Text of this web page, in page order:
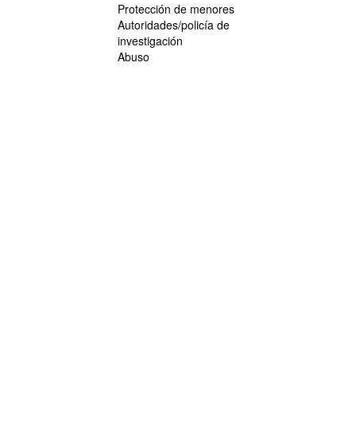
Protección de menores
Autoridades/policía de
investigación
Abuso